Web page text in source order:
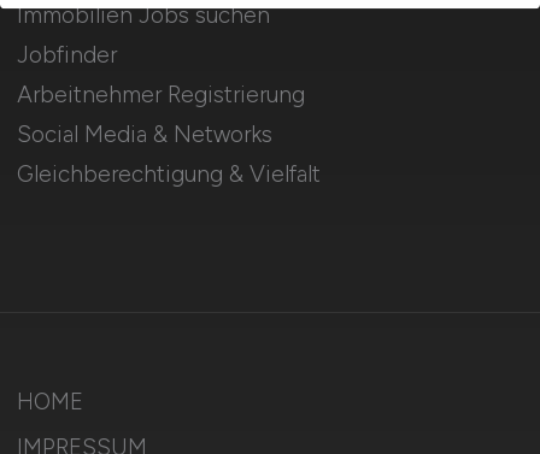
Immobilien Jobs suchen
Jobfinder
Arbeitnehmer Registrierung
Social Media & Networks
Gleichberechtigung & Vielfalt
HOME
IMPRESSUM